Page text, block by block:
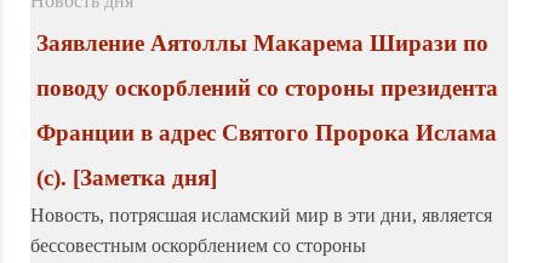
Заявление Аятоллы Макарема Ширази по
поводу оскорблений со стороны президента
Франции в адрес Святого Пророка Ислама
(с). [Заметка дня]
Новость, потрясшая исламский мир в эти дни, является
бессовестным оскорблением со стороны